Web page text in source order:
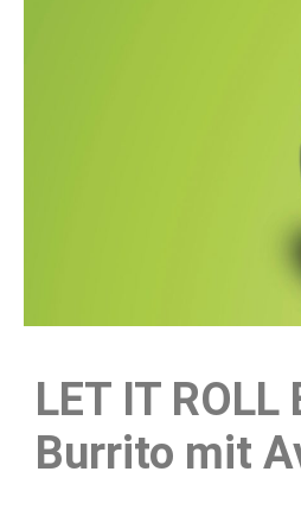
LET IT ROLL
Burrito mit